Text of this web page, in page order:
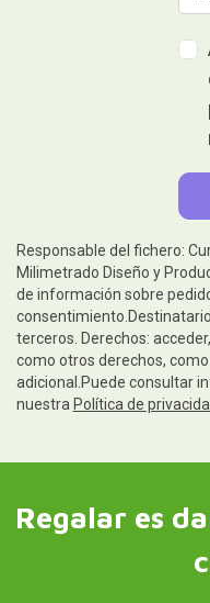
Responsable del fichero:
Milimetrado Diseño y
de información sobre
terceros. Derechos:
como otros derechos,
adicional.Puede consultar
nuestra Política de
Regalar es